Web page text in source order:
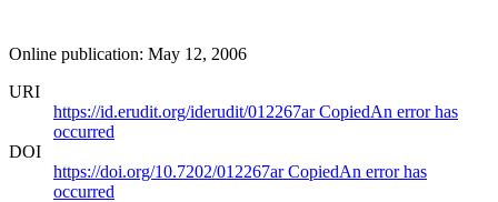
Online publication: May 12, 2006
URI
https://id.erudit.org/iderudit/012267arCopiedAn error has
occurred
DOI
https://doi.org/10.7202/012267arCopiedAn error has
occurred